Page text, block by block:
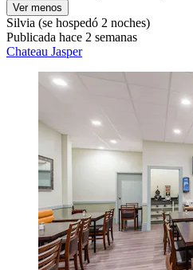
Ver menos
Silvia (se hospedó 2 noches)
Publicada hace 2 semanas
Chateau Jasper